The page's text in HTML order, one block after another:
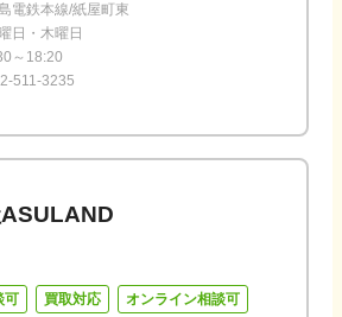
電鉄本線/紙屋町東
日・木曜日
～18:20
511-3235
可 買取対応 オンライン相談可